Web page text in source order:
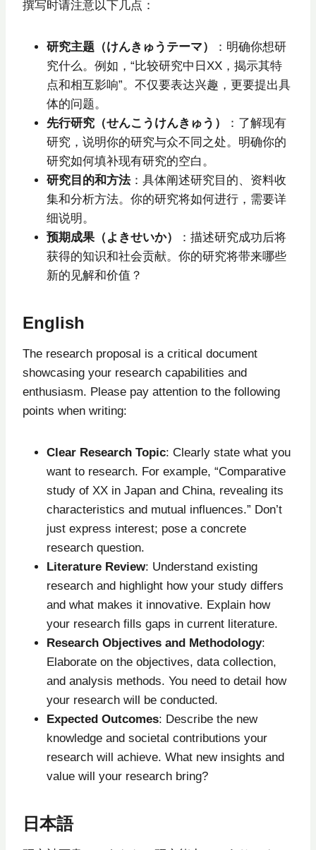
撰写时请注意以下几点：
研究主题（けんきゅうテーマ）
：明确你想研
究什么。例如，“比较研究中日XX，揭示其特
点和相互影响”。不仅要表达兴趣，更要提出具
体的问题。
先行研究（せんこうけんきゅう）
：了解现有
研究，说明你的研究与众不同之处。明确你的
研究如何填补现有研究的空白。
研究目的和方法：具体阐述研究目的、资料收
集和分析方法。你的研究将如何进行，需要详
细说明。
预期成果（よきせいか）
：描述研究成功后将
获得的知识和社会贡献。你的研究将带来哪些
新的见解和价值？
English
The research proposal is a critical document
showcasing your research capabilities and
enthusiasm. Please pay attention to the following
points when writing:
Clear Research Topic: Clearly state what you
want to research. For example, “Comparative
study of XX in Japan and China, revealing its
characteristics and mutual influences.” Don’t
just express interest; pose a concrete
research question.
Literature Review: Understand existing
research and highlight how your study differs
and what makes it innovative. Explain how
your research fills gaps in current literature.
Research Objectives and Methodology:
Elaborate on the objectives, data collection,
and analysis methods. You need to detail how
your research will be conducted.
Expected Outcomes: Describe the new
knowledge and societal contributions your
research will achieve. What new insights and
value will your research bring?
日本語